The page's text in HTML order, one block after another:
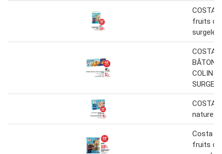
COSTA
fruits de
surgelés
COSTA
COLIN
COSTA
nature
Costa -
fruits de